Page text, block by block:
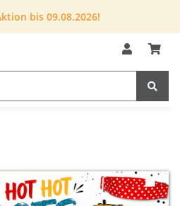
bis 09.08.2026!